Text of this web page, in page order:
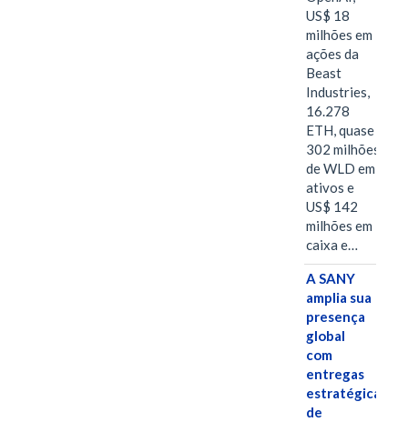
US$ 18
milhões em
ações da
Beast
Industries,
16.278
ETH, quase
302 milhões
de WLD em
ativos e
US$ 142
milhões em
caixa e…
A SANY
amplia sua
presença
global
com
entregas
estratégicas
de